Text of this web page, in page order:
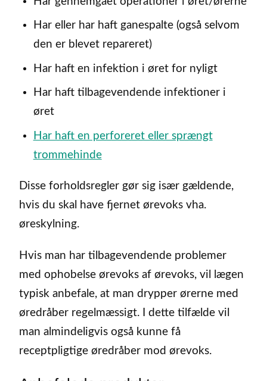
Har eller har haft ganespalte (også selvom
den er blevet repareret)
Har haft en infektion i øret for nyligt
Har haft tilbagevendende infektioner i
øret
Har haft en perforeret eller sprængt
trommehinde
Disse forholdsregler gør sig især gældende,
hvis du skal have fjernet ørevoks vha.
øreskylning.
Hvis man har tilbagevendende problemer
med ophobelse ørevoks af ørevoks, vil lægen
typisk anbefale, at man drypper ørerne med
øredråber regelmæssigt. I dette tilfælde vil
man almindeligvis også kunne få
receptpligtige øredråber mod ørevoks.